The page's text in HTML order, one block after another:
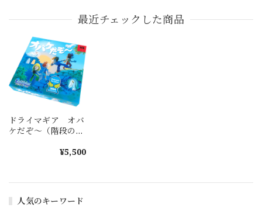
人気のキーワード
最近チェックした商品
ドライマギア オバ
ケだぞ〜（階段のう
¥5,500